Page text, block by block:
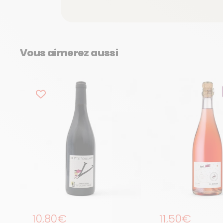
Vous aimerez aussi
Prix régulier
10,80€ Prix régulier
11,50€